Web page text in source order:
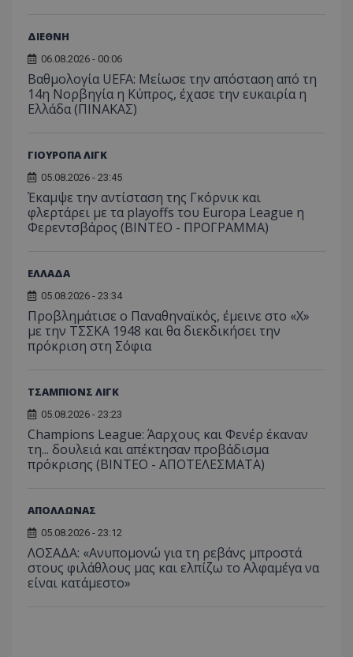
ΔΙΕΘΝΗ
06.08.2026 - 00:06
Βαθμολογία UEFA: Μείωσε την απόσταση από τη
14η Νορβηγία η Κύπρος, έχασε την ευκαιρία η
Ελλάδα (ΠΙΝΑΚΑΣ)
ΓΙΟΥΡΟΠΑ ΛΙΓΚ
05.08.2026 - 23:45
Έκαμψε την αντίσταση της Γκόρνικ και
φλερτάρει με τα playoffs του Europa League η
Φερεντσβάρος (ΒΙΝΤΕΟ - ΠΡΟΓΡΑΜΜΑ)
ΕΛΛΑΔΑ
05.08.2026 - 23:34
Προβλημάτισε ο Παναθηναϊκός, έμεινε στο «Χ»
με την ΤΣΣΚΑ 1948 και θα διεκδικήσει την
πρόκριση στη Σόφια
ΤΣΑΜΠΙΟΝΣ ΛΙΓΚ
05.08.2026 - 23:23
Champions League: Άαρχους και Φενέρ έκαναν
τη... δουλειά και απέκτησαν προβάδισμα
πρόκρισης (ΒΙΝΤΕΟ - ΑΠΟΤΕΛΕΣΜΑΤΑ)
ΑΠΟΛΛΩΝΑΣ
05.08.2026 - 23:12
ΛΟΣΑΔΑ: «Ανυπομονώ για τη ρεβάνς μπροστά
στους φιλάθλους μας και ελπίζω το Αλφαμέγα να
είναι κατάμεστο»